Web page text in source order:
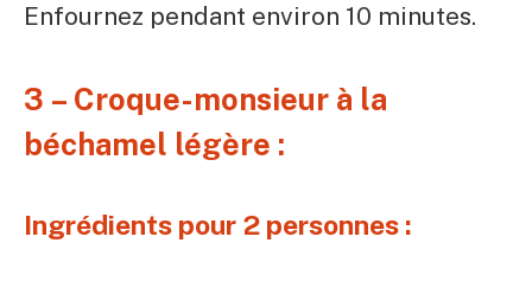
Enfournez pendant environ 10 minutes.
3 – Croque-monsieur à la
béchamel légère :
Ingrédients pour 2 personnes :